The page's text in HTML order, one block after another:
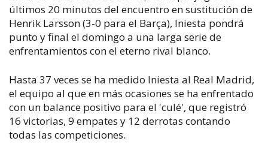
últimos 20 minutos del encuentro en sustitución de
Henrik Larsson (3-0 para el Barça), Iniesta pondrá
punto y final el domingo a una larga serie de
enfrentamientos con el eterno rival blanco.
Hasta 37 veces se ha medido Iniesta al Real Madrid,
el equipo al que en más ocasiones se ha enfrentado
con un balance positivo para el 'culé', que registró
16 victorias, 9 empates y 12 derrotas contando
todas las competiciones.